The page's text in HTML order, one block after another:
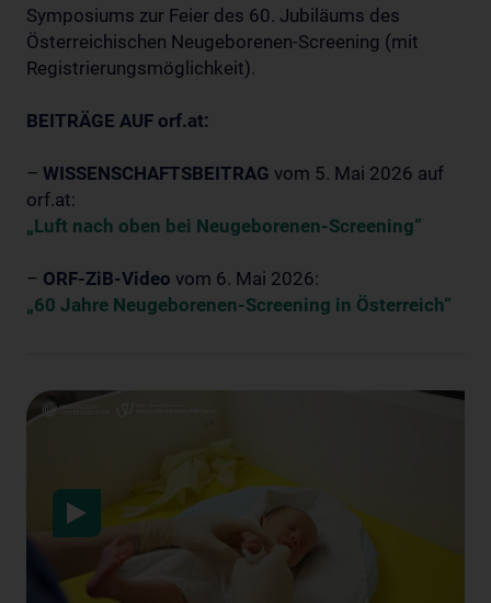
Symposiums zur Feier des 60. Jubiläums des
Österreichischen Neugeborenen-Screening (mit
Registrierungsmöglichkeit).
BEITRÄGE AUF orf.at:
– WISSENSCHAFTSBEITRAG vom 5. Mai 2026 auf
orf.at:
„Luft nach oben bei Neugeborenen-Screening“
– ORF-ZiB-Video vom 6. Mai 2026:
„60 Jahre Neugeborenen-Screening in Österreich“
Datenschutzerklärung